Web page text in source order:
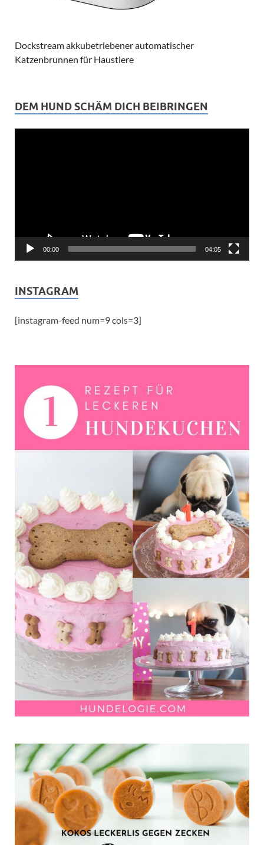
Dockstream akkubetriebener automatischer
Katzenbrunnen für Haustiere
DEM HUND SCHÄM DICH BEIBRINGEN
00:00 04:05
INSTAGRAM
[instagram-feed num=9 cols=3]